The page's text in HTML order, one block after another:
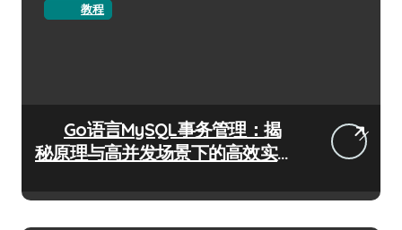
教程
Go语言MySQL事务管理：揭
秘原理与高并发场景下的高效实